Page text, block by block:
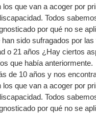
que van a acoger por
Todos
por qué no se
sido sufragados por
o 21 años ¿Hay ciertos
que había anteriormente.
de 10 años y nos
que van a acoger por
Todos
por qué no se